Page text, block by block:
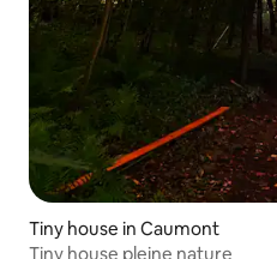
Tiny house in Caumont
Tiny house pleine nature